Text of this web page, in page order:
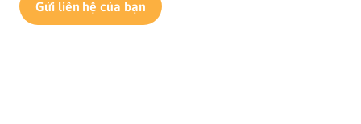
Gửi liên hệ của bạn